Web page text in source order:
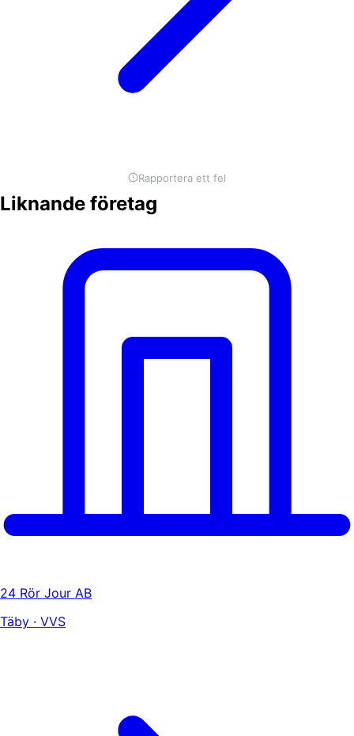
Rapportera ett fel
Liknande företag
24 Rör Jour AB
Täby · VVS